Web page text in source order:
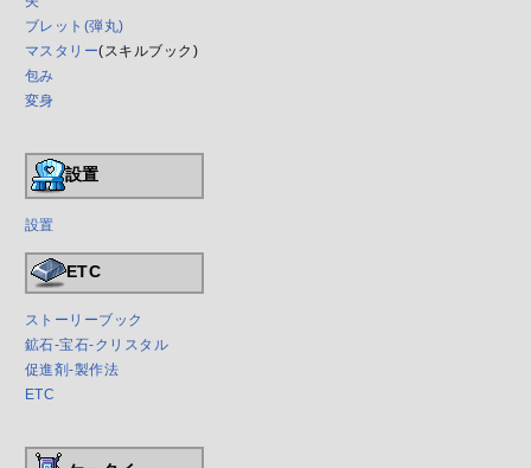
ブレット(弾丸)
マスタリー(スキルブック)
包み
変身
設置
設置
ETC
ストーリーブック
鉱石-宝石-クリスタル
促進剤-製作法
ETC